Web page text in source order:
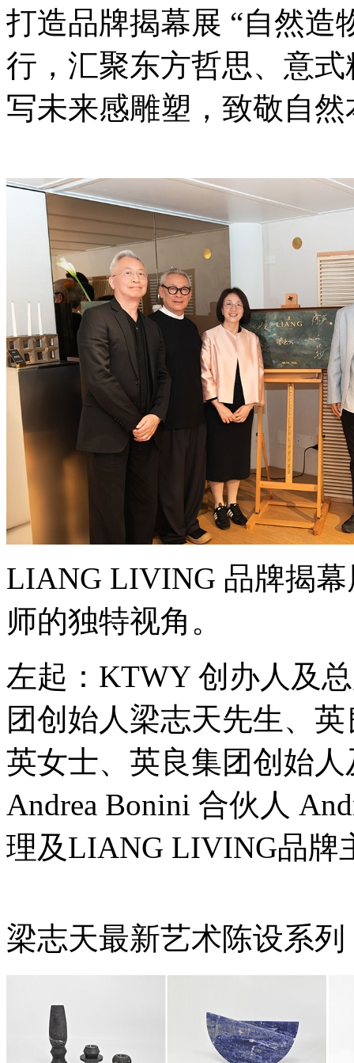
打造品牌揭幕展 “自然造
行，汇聚东方哲思、意
写未来感雕塑，致敬自
LIANG LIVING 品牌揭
师的独特视角。
左起：KTWY 创办人及
团创始人梁志天先生、
英女士、英良集团创始
Andrea Bonini 合伙人
理及LIANG LIVING品牌
梁志天最新艺术陈设系